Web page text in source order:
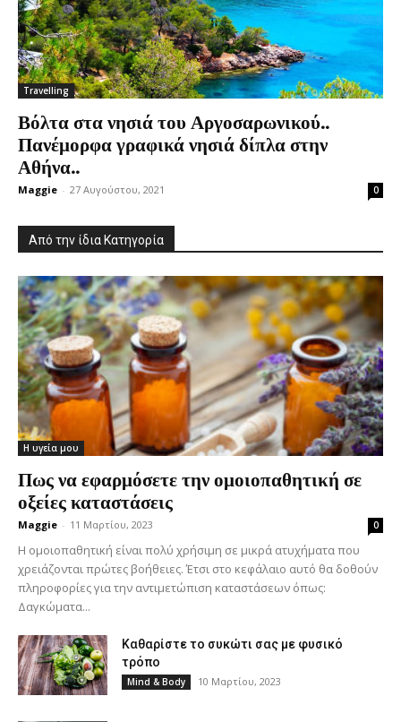
Travelling
Βόλτα στα νησιά του Αργοσαρωνικού..
Πανέμορφα γραφικά νησιά δίπλα στην
Αθήνα..
Maggie - 27 Αυγούστου, 2021 0
Από την ίδια Κατηγορία
Η υγεία μου
Πως να εφαρμόσετε την ομοιοπαθητική σε
οξείες καταστάσεις
Maggie - 11 Μαρτίου, 2023 0
Η ομοιοπαθητική είναι πολύ χρήσιμη σε μικρά ατυχήματα που
χρειάζονται πρώτες βοήθειες. Έτσι στο κεφάλαιο αυτό θα δοθούν
πληροφορίες για την αντιμετώπιση καταστάσεων όπως:
Δαγκώματα...
Καθαρίστε το συκώτι σας με φυσικό
τρόπο
Mind & Body 10 Μαρτίου, 2023